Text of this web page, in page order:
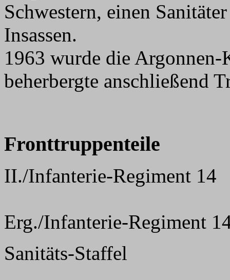
Schwestern, einen
Insassen.
1963 wurde die Argonnen-
beherbergte anschließend
Fronttruppenteile
II./Infanterie-Regiment 14
Erg./Infanterie-Regiment
Sanitäts-Staffel